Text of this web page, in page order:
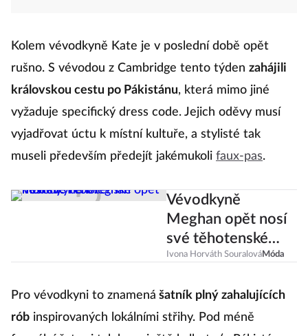
Kolem vévodkyně Kate je v poslední době opět
rušno. S vévodou z Cambridge tento týden zahájili
královskou cestu po Pákistánu, která mimo jiné
vyžaduje specifický dress code. Jejich oděvy musí
vyjadřovat úctu k místní kultuře, a stylisté tak
museli především předejít jakémukoli faux-pas.
Vévodkyně
Meghan opět nosí
své těhotenské
modely. Proč?
Ivona Horváth SouralováMóda
Pro vévodkyni to znamená šatník plný zahalujících
rób inspirovaných lokálními střihy. Pod méně